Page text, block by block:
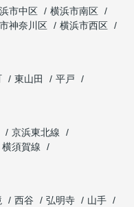
市中区
横浜市南区
神奈川区
横浜市西区
東山田
平戸
京浜東北線
横須賀線
西谷 弘明寺
山手